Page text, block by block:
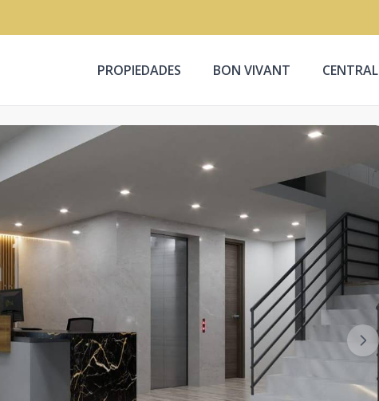
PROPIEDADES BON VIVANT CENTRAL